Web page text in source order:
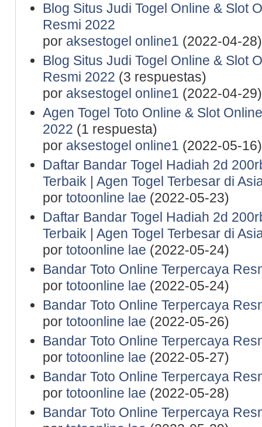
Blog Situs Judi Togel Online & Slot
Resmi 2022
por aksestogel online1 (2022-04-28)
Blog Situs Judi Togel Online & Slot
Resmi 2022 (3 respuestas)
por aksestogel online1 (2022-04-29)
Agen Togel Toto Online & Slot
2022 (1 respuesta)
por aksestogel online1 (2022-05-16)
Daftar Bandar Togel Hadiah 2d
Terbaik | Agen Togel Terbesar di
por totoonline lae (2022-05-23)
Daftar Bandar Togel Hadiah 2d
Terbaik | Agen Togel Terbesar di
por totoonline lae (2022-05-24)
Bandar Toto Online Terpercaya
por totoonline lae (2022-05-24)
Bandar Toto Online Terpercaya
por totoonline lae (2022-05-26)
Bandar Toto Online Terpercaya
por totoonline lae (2022-05-27)
Bandar Toto Online Terpercaya
por totoonline lae (2022-05-28)
Bandar Toto Online Terpercaya